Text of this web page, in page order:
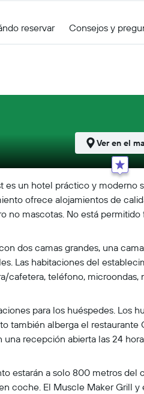
reservar Consejos y
es un hotel práctico y
ofrece alojamientos de
no mascotas. No está
dos camas grandes, una
Las habitaciones del
teléfono, microondas,
para los huéspedes. Los
también alberga el
recepción abierta las 24
estarán a solo 800 metros
coche. El Muscle Maker Grill y
Ver en el